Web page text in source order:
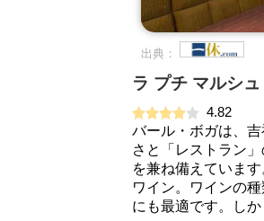
出典：
ラ プチ マルシュ
4.82
バール・ボガは、
さと「レストラン
を兼ね備えていま
ワイン。ワインの
にも最適です。し